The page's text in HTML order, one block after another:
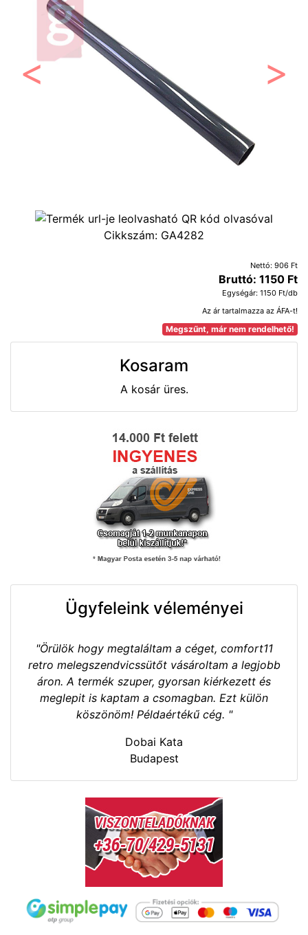
Előző
Cikkszám: GA4282
Nettó: 906 Ft
Bruttó: 1150 Ft
Egységár: 1150 Ft/db
Az ár tartalmazza az ÁFA-t!
Megszűnt, már nem rendelhető!
Kosaram
A kosár üres.
Ügyfeleink véleményei
"Örülök hogy megtaláltam a céget, comfort11
retro melegszendvicssütőt vásároltam a legjobb
áron. A termék szuper, gyorsan kiérkezett és
meglepit is kaptam a csomagban. Ezt külön
köszönöm! Példaértékű cég. "
Dobai Kata
Budapest